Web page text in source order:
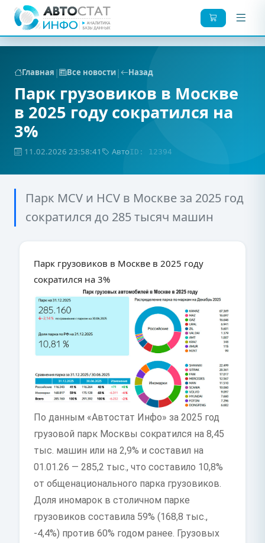
Главная | Все новости| Назад
Парк грузовиков в Москве
в 2025 году сократился на
3%
11.02.2026 23:58:41 АвтоID: 12394
Парк MCV и HCV в Москве за 2025 год
сократился до 285 тысяч машин
Парк грузовиков в Москве в 2025 году
сократился на 3%
По данным «Автостат Инфо» за 2025 год
грузовой парк Москвы сократился на 8,45
тыс. машин или на 2,9% и составил на
01.01.26 — 285,2 тыс., что составило 10,8%
от общенационального парка грузовиков.
Доля иномарок в столичном парке
грузовиков составила 59% (168,8 тыс.,
-4,4%) против 60% годом ранее. Грузовых